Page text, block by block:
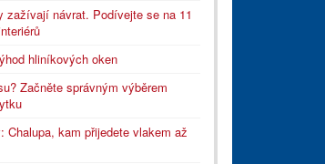
zažívají návrat. Podívejte se na 11
hliníkových oken
Začněte správným výběrem
Chalupa, kam přijedete vlakem až